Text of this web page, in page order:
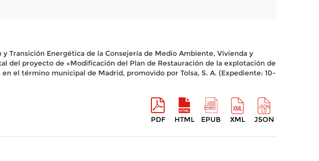
Transición Energética de la Consejería de Medio Ambiente, Vivienda y
del proyecto de «Modificación del Plan de Restauración de la explotación de
el término municipal de Madrid, promovido por Tolsa, S. A. (Expediente: 10-
PDF HTML EPUB XML JSON